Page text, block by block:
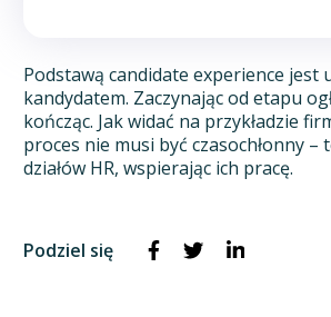
Podstawą candidate experience
kandydatem. Zaczynając od etapu
kończąc. Jak widać na przykładzie
proces nie musi być czasochłonny
działów HR, wspierając ich pracę.
Podziel się